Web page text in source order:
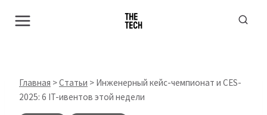
Главная >Статьи > Инженерный кейс-чемпионат и CES-
2025: 6 IT-ивентов этой недели